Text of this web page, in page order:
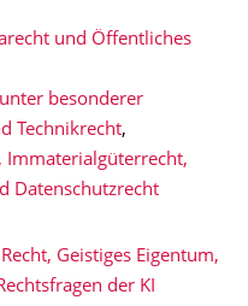
und Öffentliches
besonderer
Technikrecht,
Immaterialgüterrecht,
Datenschutzrecht
Geistiges Eigentum,
der KI